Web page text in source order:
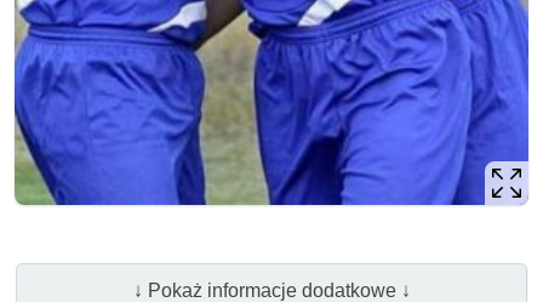
↓ Pokaż informacje dodatkowe ↓